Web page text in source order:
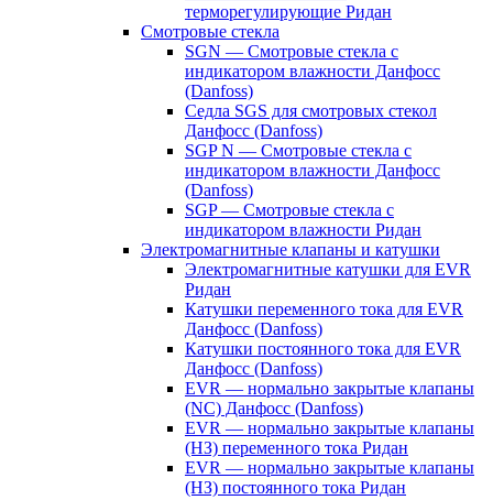
терморегулирующие Ридан
Смотровые стекла
SGN — Смотровые стекла с
индикатором влажности Данфосс
(Danfoss)
Седла SGS для смотровых стекол
Данфосс (Danfoss)
SGP N — Смотровые стекла с
индикатором влажности Данфосс
(Danfoss)
SGP — Смотровые стекла с
индикатором влажности Ридан
Электромагнитные клапаны и катушки
Электромагнитные катушки для EVR
Ридан
Катушки переменного тока для EVR
Данфосс (Danfoss)
Катушки постоянного тока для EVR
Данфосс (Danfoss)
EVR — нормально закрытые клапаны
(NC) Данфосс (Danfoss)
EVR — нормально закрытые клапаны
(НЗ) переменного тока Ридан
EVR — нормально закрытые клапаны
(НЗ) постоянного тока Ридан